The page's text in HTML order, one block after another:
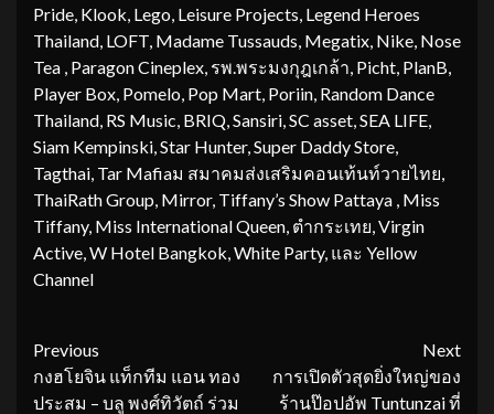
Pride, Klook, Lego, Leisure Projects, Legend Heroes
Thailand, LOFT, Madame Tussauds, Megatix, Nike, Nose
Tea , Paragon Cineplex, รพ.พระมงกุฎเกล้า, Picht, PlanB,
Player Box, Pomelo, Pop Mart, Poriin, Random Dance
Thailand, RS Music, BRIQ, Sansiri, SC asset, SEA LIFE,
Siam Kempinski, Star Hunter, Super Daddy Store,
Tagthai, Tar Mafiaม สมาคมส่งเสริมคอนเท้นท์วายไทย,
ThaiRath Group, Mirror, Tiffany’s Show Pattaya , Miss
Tiffany, Miss International Queen, ตำกระเทย, Virgin
Active, W Hotel Bangkok, White Party, และ Yellow
Channel
Continue
Reading
Previous
กงฮโยจิน แท็กทีม แอน ทอง
ประสม – บลู พงศ์ทิวัตถ์ ร่วม
Next
การเปิดตัวสุดยิ่งใหญ่ของ
ร้านป๊อปอัพ Tuntunzai ที่